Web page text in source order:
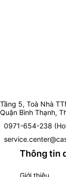
Tầng 5, Toà Nhà
Quận Bình Thạnh,
0971-654-238
Thông tin
Giới thiệu